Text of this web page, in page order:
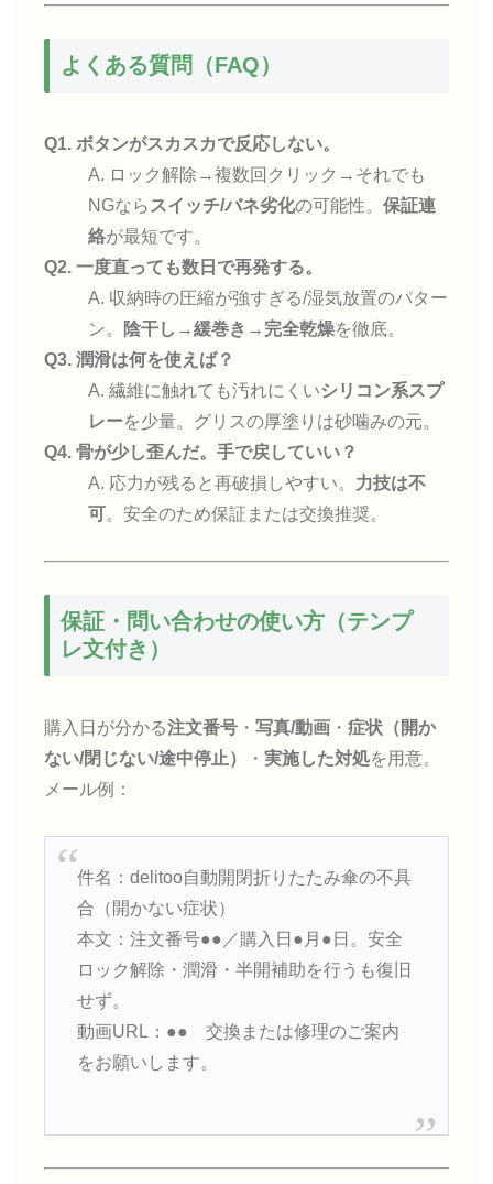
よくある質問（FAQ）
Q1. ボタンがスカスカで反応しない。
A. ロック解除→複数回クリック→それでも
NGなら スイッチ/バネ劣化の可能性。 保証連
絡が最短です。
Q2. 一度直っても数日で再発する。
A. 収納時の圧縮が強すぎる/湿気放置のパター
ン。
陰干し→緩巻き→完全乾燥を徹底。
Q3. 潤滑は何を使えば？
A. 繊維に触れても汚れにくいシリコン系スプ
レーを少量。グリスの厚塗りは砂噛みの元。
Q4. 骨が少し歪んだ。手で戻していい？
A. 応力が残ると再破損しやすい。 力技は不
可。安全のため保証または交換推奨。
保証・問い合わせの使い方（テンプ
レ文付き）
購入日が分かる注文番号 ・ 写真/動画 ・ 症状（開か
ない/閉じない/途中停止）
・ 実施した対処を用意。
メール例：
件名：delitoo自動開閉折りたたみ傘の不具
合（開かない症状）
本文：注文番号●●／購入日●月●日。安全
ロック解除・潤滑・半開補助を行うも復旧
せず。
動画URL：●● 交換または修理のご案内
をお願いします。